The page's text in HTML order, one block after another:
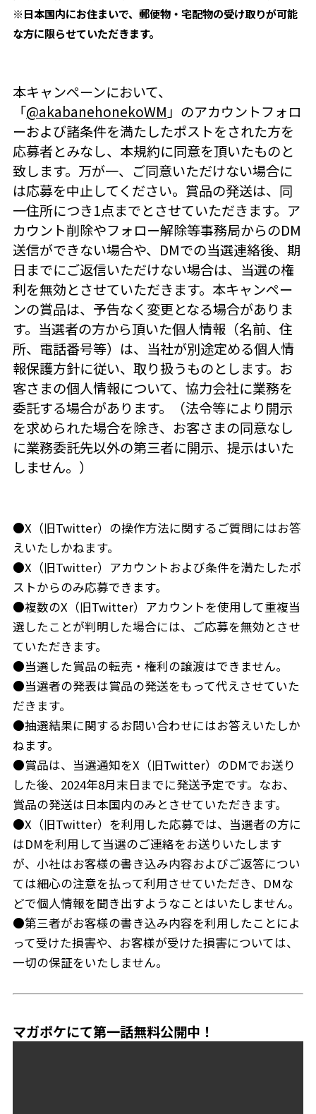
※日本国内にお住まいで、郵便物・宅配物の受け取りが可能
な方に限らせていただきます。
本キャンペーンにおいて、
「@akabanehonekoWM」のアカウントフォロ
ーおよび諸条件を満たしたポストをされた方を
応募者とみなし、本規約に同意を頂いたものと
致します。万が一、ご同意いただけない場合に
は応募を中止してください。賞品の発送は、同
一住所につき1点までとさせていただきます。ア
カウント削除やフォロー解除等事務局からのDM
送信ができない場合や、DMでの当選連絡後、期
日までにご返信いただけない場合は、当選の権
利を無効とさせていただきます。本キャンペー
ンの賞品は、予告なく変更となる場合がありま
す。当選者の方から頂いた個人情報（名前、住
所、電話番号等）は、当社が別途定める個人情
報保護方針に従い、取り扱うものとします。お
客さまの個人情報について、協力会社に業務を
委託する場合があります。（法令等により開示
を求められた場合を除き、お客さまの同意なし
に業務委託先以外の第三者に開示、提示はいた
しません。）
●X（旧Twitter）の操作方法に関するご質問にはお答
えいたしかねます。
●X（旧Twitter）アカウントおよび条件を満たしたポ
ストからのみ応募できます。
●複数のX（旧Twitter）アカウントを使用して重複当
選したことが判明した場合には、ご応募を無効とさせ
ていただきます。
●当選した賞品の転売・権利の譲渡はできません。
●当選者の発表は賞品の発送をもって代えさせていた
だきます。
●抽選結果に関するお問い合わせにはお答えいたしか
ねます。
●賞品は、当選通知をX（旧Twitter）のDMでお送り
した後、 2024年8月末日 までに発送予定です。なお、
賞品の発送は日本国内のみとさせていただきます。
●X（旧Twitter）を利用した応募では、当選者の方に
はDMを利用して当選のご連絡をお送りいたします
が、小社はお客様の書き込み内容およびご返答につい
ては細心の注意を払って利用させていただき、DMな
どで個人情報を聞き出すようなことはいたしません。
●第三者がお客様の書き込み内容を利用したことによ
って受けた損害や、お客様が受けた損害については、
一切の保証をいたしません。
マガポケにて第一話無料公開中！